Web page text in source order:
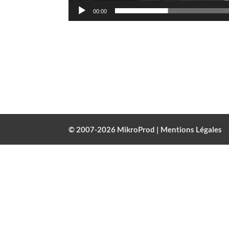
00:00
© 2007-2026 MikroProd | Mentions Légales